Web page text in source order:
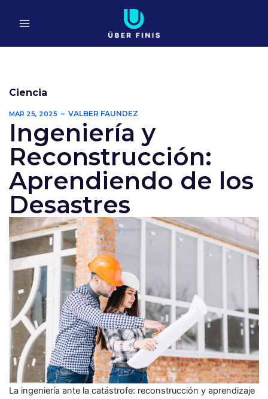
Ciencia
MAR 25, 2025 VALBER FAUNDEZ
Ingeniería y
Reconstrucción:
Aprendiendo de los
Desastres
La ingeniería ante la catástrofe: reconstrucción y aprendizaje